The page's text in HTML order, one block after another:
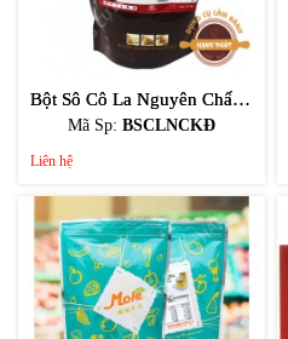
Bột Sô Cô La Nguyên Chất Không Đường 1kg
Mã Sp: BSCLNCKĐ
Liên hệ